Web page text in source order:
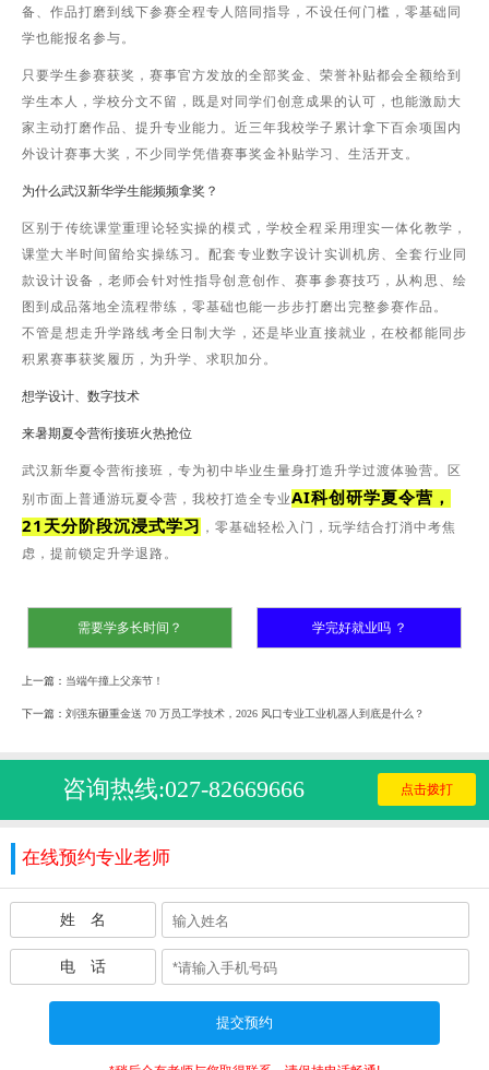
备、作品打磨到线下参赛全程专人陪同指导，不设任何门槛，零基础同
学也能报名参与。
只要学生参赛获奖，赛事官方发放的全部奖金、荣誉补贴都会全额给到
学生本人，学校分文不留，既是对同学们创意成果的认可，也能激励大
家主动打磨作品、提升专业能力。近三年我校学子累计拿下百余项国内
外设计赛事大奖，不少同学凭借赛事奖金补贴学习、生活开支。
为什么武汉新华学生能频频拿奖？
区别于传统课堂重理论轻实操的模式，学校全程采用理实一体化教学，
课堂大半时间留给实操练习。配套专业数字设计实训机房、全套行业同
款设计设备，老师会针对性指导创意创作、赛事参赛技巧，从构思、绘
图到成品落地全流程带练，零基础也能一步步打磨出完整参赛作品。
不管是想走升学路线考全日制大学，还是毕业直接就业，在校都能同步
积累赛事获奖履历，为升学、求职加分。
想学设计、数字技术
来暑期夏令营衔接班火热抢位
武汉新华夏令营衔接班，专为初中毕业生量身打造升学过渡体验营。区
别市面上普通游玩夏令营，我校打造全专业AI科创研学夏令营，
21天分阶段沉浸式学习 ，零基础轻松入门，玩学结合打消中考焦
虑，提前锁定升学退路。
需要学多长时间？ 学完好就业吗 ？
上一篇： 当端午撞上父亲节！
下一篇： 刘强东砸重金送 70 万员工学技术，2026 风口专业工业机器人到底是什么？
咨询热线:027-82669666 点击拨打
在线预约专业老师
姓 名
电 话